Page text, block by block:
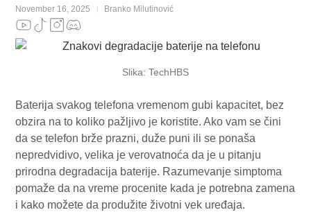
November 16, 2025 Branko Milutinović
Slika: TechHBS
Baterija svakog telefona vremenom gubi kapacitet, bez
obzira na to koliko pažljivo je koristite. Ako vam se čini
da se telefon brže prazni, duže puni ili se ponaša
nepredvidivo, velika je verovatnoća da je u pitanju
prirodna degradacija baterije. Razumevanje simptoma
pomaže da na vreme procenite kada je potrebna zamena
i kako možete da produžite životni vek uređaja.